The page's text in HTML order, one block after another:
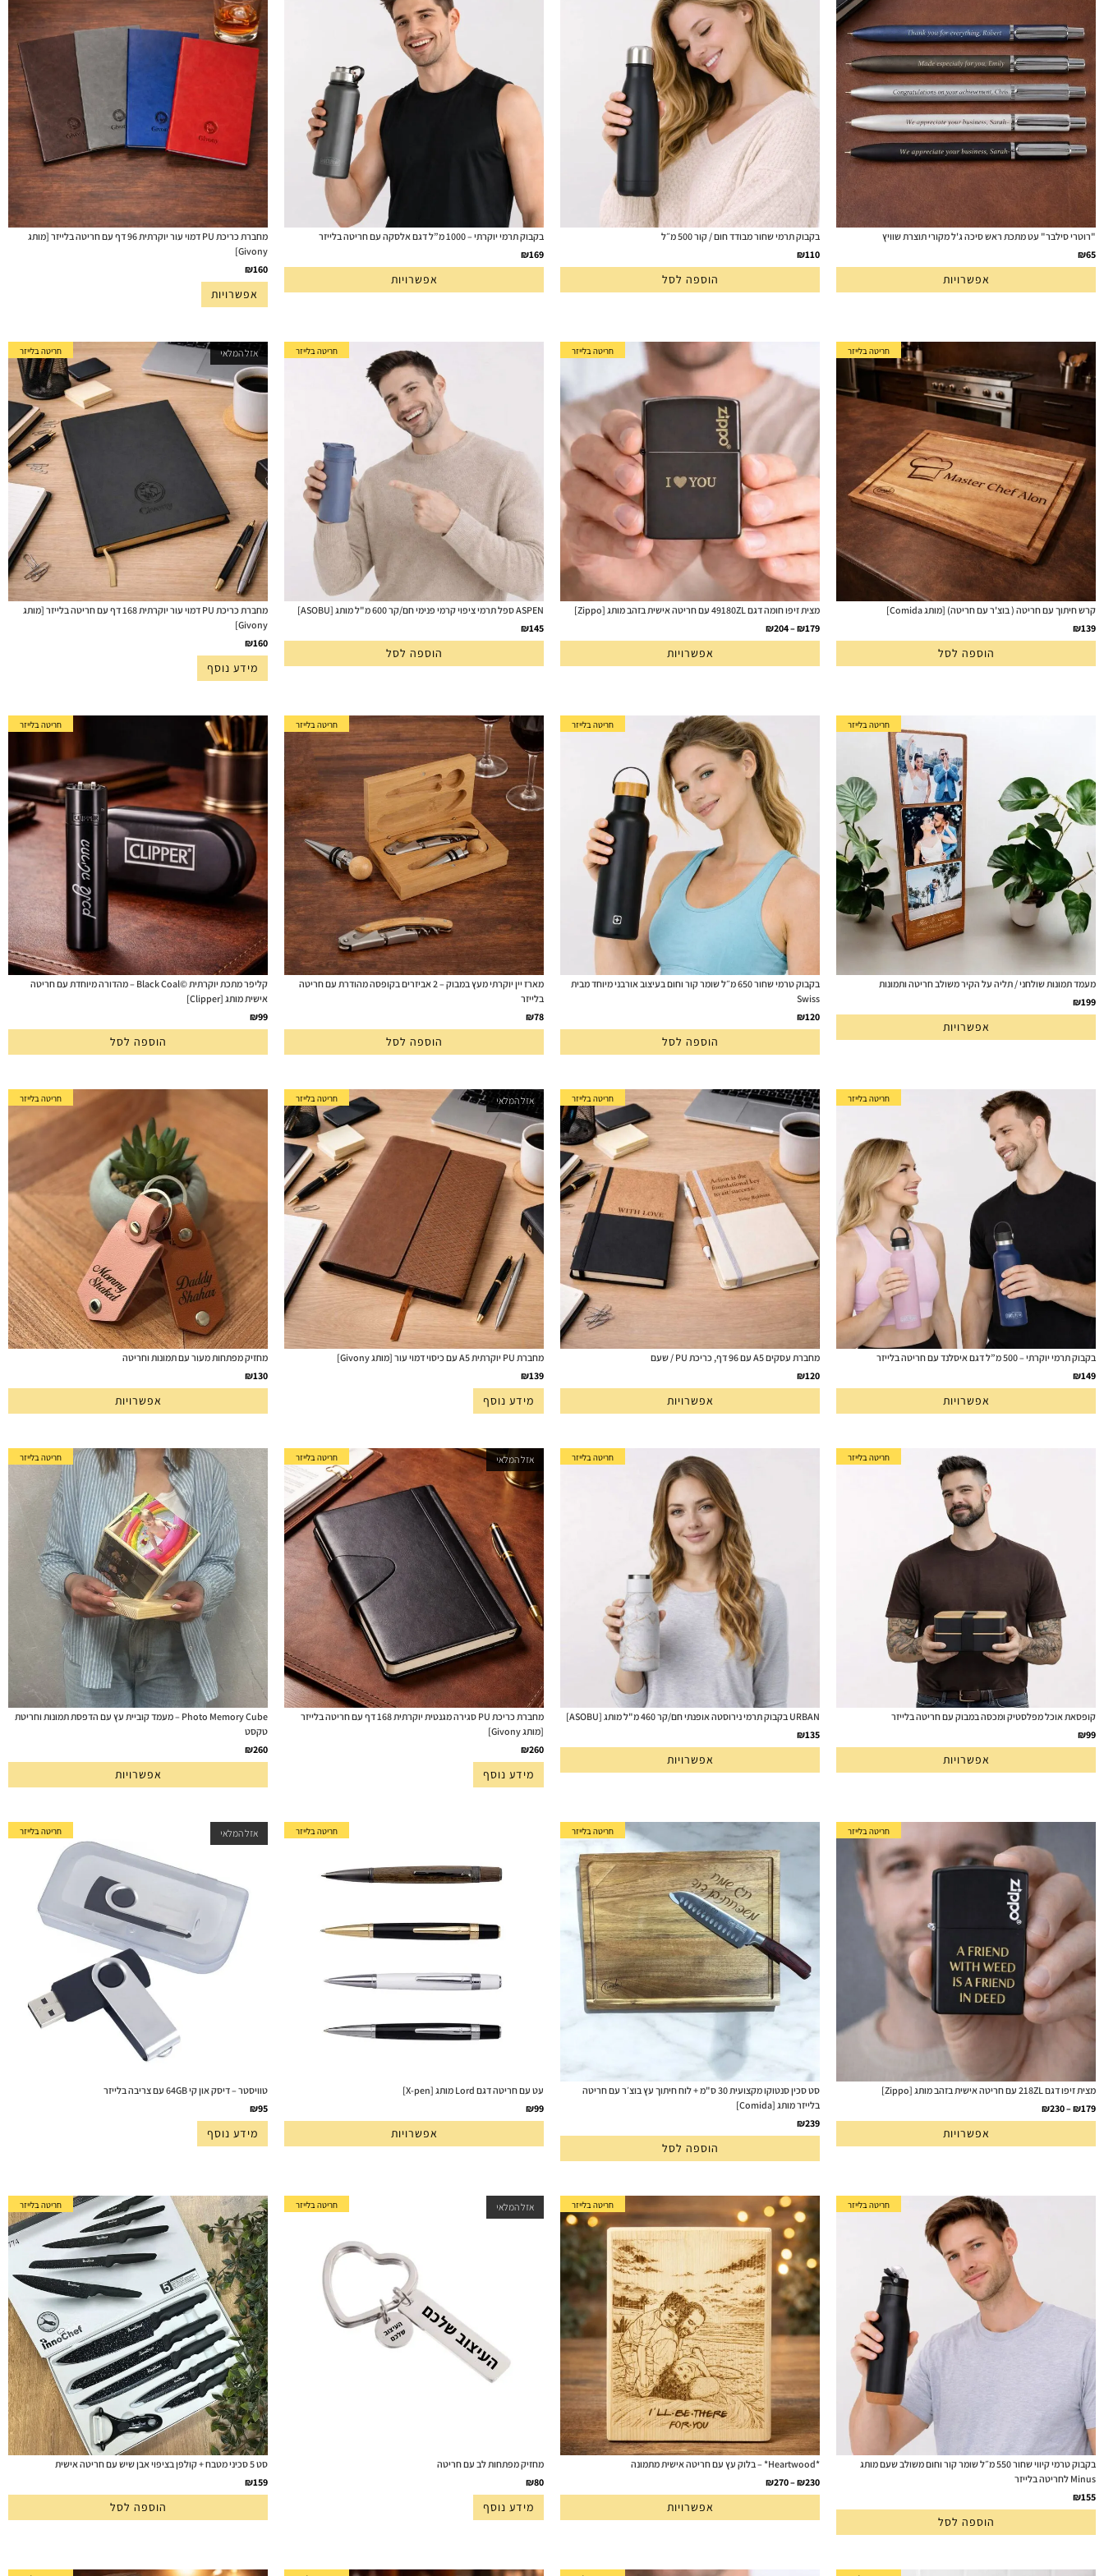
"רוטרי סילבר" עט מתכת ראש סיכה ג'ל מקורי תוצרת שוויץ
₪65
אפשרויות
בקבוק תרמי שחור מבודד חום / קור 500 מ״ל
₪110
הוספה לסל
בקבוק תרמי יוקרתי – 1000 מ”ל דגם אלסקה עם חריטה בלייזר
₪169
אפשרויות
מחברת כריכת PU דמוי עור יוקרתית 96 דף עם חריטה בלייזר [מותג
Givony]
₪160
אפשרויות
חריטה בלייזר
קרש חיתוך עם חריטה ( בוצ'ר עם חריטה) [מותג Comida]
₪139
הוספה לסל
חריטה בלייזר
מצית זיפו חומה דגם 49180ZL עם חריטה אישית בזהב מותג [Zippo]
₪179
–
₪204
אפשרויות
חריטה בלייזר
ASPEN ספל תרמי ציפוי קרמי פנימי חם/קר 600 מ"ל מותג [ASOBU]
₪145
הוספה לסל
חריטה בלייזר אזל המלאי
מחברת כריכת PU דמוי עור יוקרתית 168 דף עם חריטה בלייזר [מותג
Givony]
₪160
מידע נוסף
חריטה בלייזר
מעמד תמונות שולחני / תליה על הקיר משולב חריטה ותמונות
₪199
אפשרויות
חריטה בלייזר
בקבוק טרמי שחור 650 מ״ל שומר קור וחום בעיצוב אורבני מיוחד מבית
Swiss
₪120
הוספה לסל
חריטה בלייזר
מארז יין יוקרתי מעץ במבוק – 2 אביזרים בקופסה מהודרת עם חריטה
בלייזר
₪78
הוספה לסל
חריטה בלייזר
קליפר מתכת יוקרתית ©Black Coal – מהדורה מיוחדת עם חריטה
אישית מותג [Clipper]
₪99
הוספה לסל
חריטה בלייזר
בקבוק תרמי יוקרתי – 500 מ”ל דגם איסלנד עם חריטה בלייזר
₪149
אפשרויות
חריטה בלייזר
מחברת עסקים A5 עם 96 דף, כריכת PU / שעם
₪120
אפשרויות
חריטה בלייזר אזל המלאי
מחברת PU יוקרתית A5 עם כיסוי דמוי עור [מותג Givony]
₪139
מידע נוסף
חריטה בלייזר
מחזיק מפתחות מעור עם תמונות וחריטה
₪130
אפשרויות
חריטה בלייזר
קופסאת אוכל מפלסטיק ומכסה במבוק עם חריטה בלייזר
₪99
אפשרויות
חריטה בלייזר
URBAN בקבוק תרמי נירוסטה אופנתי חם/קר 460 מ"ל מותג [ASOBU]
₪135
אפשרויות
חריטה בלייזר אזל המלאי
מחברת כריכת PU סגירה מגנטית יוקרתית 168 דף עם חריטה בלייזר
[מותג Givony]
₪260
מידע נוסף
חריטה בלייזר
Photo Memory Cube – מעמד קוביית עץ עם הדפסת תמונות וחריטת
טקסט
₪260
אפשרויות
חריטה בלייזר
מצית זיפו דגם 218ZL עם חריטה אישית בזהב מותג [Zippo]
₪179
–
₪230
אפשרויות
חריטה בלייזר
סט סכין סנטוקו מקצועית 30 ס"מ + לוח חיתוך עץ בוצ׳ר עם חריטה
בלייזר מותג [Comida]
₪239
הוספה לסל
חריטה בלייזר
עט עם חריטה דגם Lord מותג [X-pen]
₪99
אפשרויות
חריטה בלייזר אזל המלאי
טוויסטר – דיסק און קי 64GB עם צריבה בלייזר
₪95
מידע נוסף
חריטה בלייזר
בקבוק טרמי קיווי שחור 550 מ״ל שומר קור וחום משולב שעם מותג
Minus לחריטה בלייזר
₪155
הוספה לסל
חריטה בלייזר
*Heartwood* – בלוק עץ עם חריטה אישית מתמונה
₪230
–
₪270
אפשרויות
חריטה בלייזר אזל המלאי
מחזיק מפתחות לב עם חריטה
₪80
מידע נוסף
חריטה בלייזר
סט 5 סכיני מטבח + קולפן בציפוי אבן שיש עם חריטה אישית
₪159
הוספה לסל